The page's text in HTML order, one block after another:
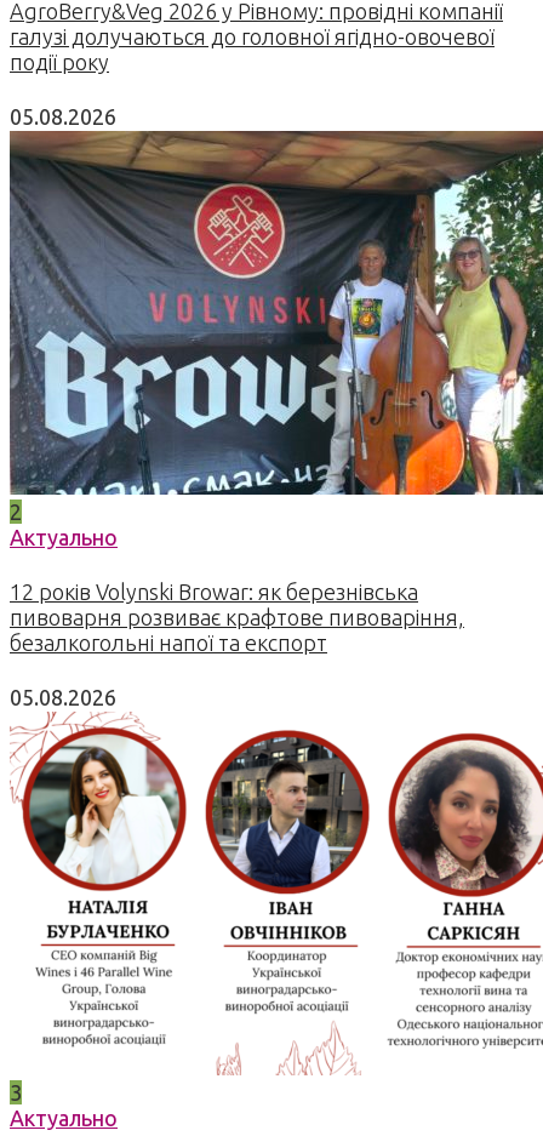
AgroBerry&Veg 2026 у Рівному: провідні компанії
галузі долучаються до головної ягідно-овочевої
події року
05.08.2026
2
Актуально
12 років Volynski Browar: як березнівська
пивоварня розвиває крафтове пивоваріння,
безалкогольні напої та експорт
05.08.2026
3
Актуально